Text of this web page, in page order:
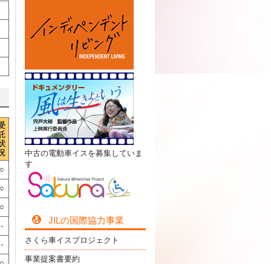
-
-
中古の電動車イスを募集していま
す
JILの国際協力事業
さくら車イスプロジェクト
事業提案書要約